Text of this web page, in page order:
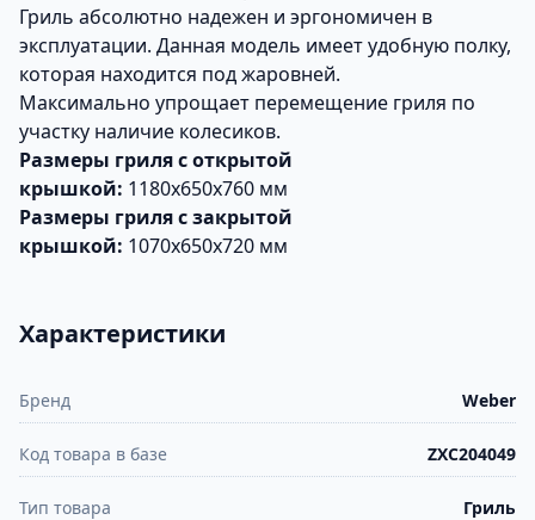
Гриль абсолютно надежен и эргономичен в
эксплуатации. Данная модель имеет удобную полку,
которая находится под жаровней.
Максимально упрощает перемещение гриля по
участку наличие колесиков.
Размеры гриля с открытой
крышкой: 1180х650х760 мм
Размеры гриля с закрытой
крышкой: 1070х650х720 мм
Характеристики
Бренд Weber
Код товара в базе ZXC204049
Тип товара Гриль